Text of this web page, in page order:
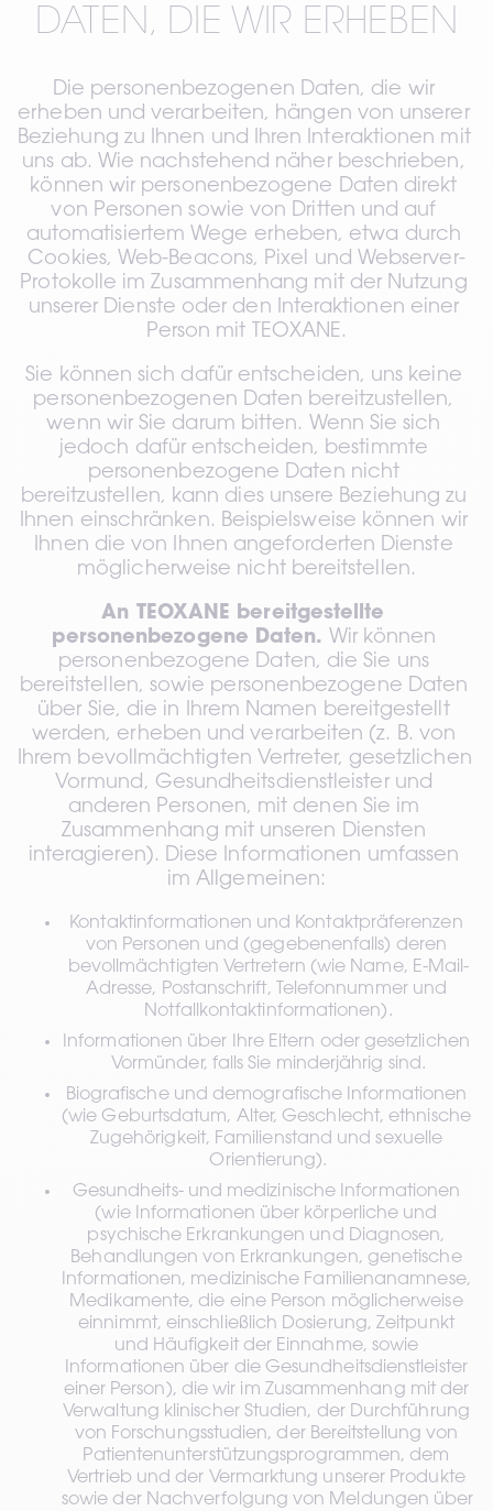
DATEN, DIE WIR ERHEBEN
Die personenbezogenen Daten, die wir
erheben und verarbeiten, hängen von unserer
Beziehung zu Ihnen und Ihren Interaktionen mit
uns ab. Wie nachstehend näher beschrieben,
können wir personenbezogene Daten direkt
von Personen sowie von Dritten und auf
automatisiertem Wege erheben, etwa durch
Cookies, Web-Beacons, Pixel und Webserver-
Protokolle im Zusammenhang mit der Nutzung
unserer Dienste oder den Interaktionen einer
Person mit TEOXANE.
Sie können sich dafür entscheiden, uns keine
personenbezogenen Daten bereitzustellen,
wenn wir Sie darum bitten. Wenn Sie sich
jedoch dafür entscheiden, bestimmte
personenbezogene Daten nicht
bereitzustellen, kann dies unsere Beziehung zu
Ihnen einschränken. Beispielsweise können wir
Ihnen die von Ihnen angeforderten Dienste
möglicherweise nicht bereitstellen.
An TEOXANE bereitgestellte
personenbezogene Daten. Wir können
personenbezogene Daten, die Sie uns
bereitstellen, sowie personenbezogene Daten
über Sie, die in Ihrem Namen bereitgestellt
werden, erheben und verarbeiten (z. B. von
Ihrem bevollmächtigten Vertreter, gesetzlichen
Vormund, Gesundheitsdienstleister und
anderen Personen, mit denen Sie im
Zusammenhang mit unseren Diensten
interagieren). Diese Informationen umfassen
im Allgemeinen:
Kontaktinformationen und Kontaktpräferenzen
von Personen und (gegebenenfalls) deren
bevollmächtigten Vertretern (wie Name, E-Mail-
Adresse, Postanschrift, Telefonnummer und
Notfallkontaktinformationen).
Informationen über Ihre Eltern oder gesetzlichen
Vormünder, falls Sie minderjährig sind.
Biografische und demografische Informationen
(wie Geburtsdatum, Alter, Geschlecht, ethnische
Zugehörigkeit, Familienstand und sexuelle
Orientierung).
Gesundheits- und medizinische Informationen
(wie Informationen über körperliche und
psychische Erkrankungen und Diagnosen,
Behandlungen von Erkrankungen, genetische
Informationen, medizinische Familienanamnese,
Medikamente, die eine Person möglicherweise
einnimmt, einschließlich Dosierung, Zeitpunkt
und Häufigkeit der Einnahme, sowie
Informationen über die Gesundheitsdienstleister
einer Person), die wir im Zusammenhang mit der
Verwaltung klinischer Studien, der Durchführung
von Forschungsstudien, der Bereitstellung von
Patientenunterstützungsprogrammen, dem
Vertrieb und der Vermarktung unserer Produkte
sowie der Nachverfolgung von Meldungen über